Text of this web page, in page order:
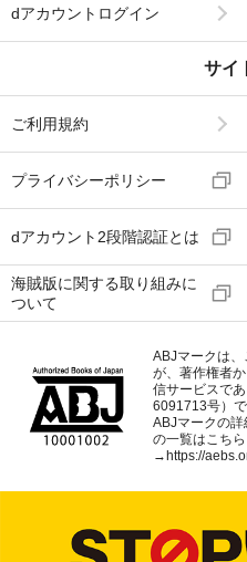
dアカウントログイン
サイ
ご利用規約
プライバシーポリシー
dアカウント2段階認証とは
海賊版に関する取り組みに
ついて
ABJマークは
が、著作権者
信サービスで
6091713号）で
ABJマークの
の一覧はこちら
→https://